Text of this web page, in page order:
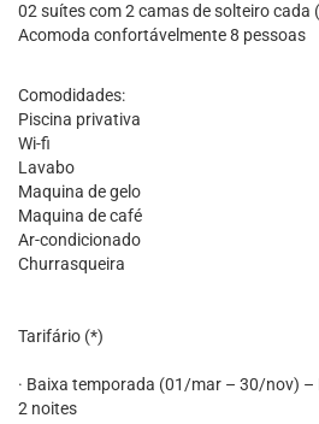
02 suítes com 2 camas de solteiro cada
Acomoda confortávelmente 8 pessoas
Comodidades:
Piscina privativa
Wi-fi
Lavabo
Maquina de gelo
Maquina de café
Ar-condicionado
Churrasqueira
Tarifário (*)
· Baixa temporada (01/mar – 30/nov)
2 noites